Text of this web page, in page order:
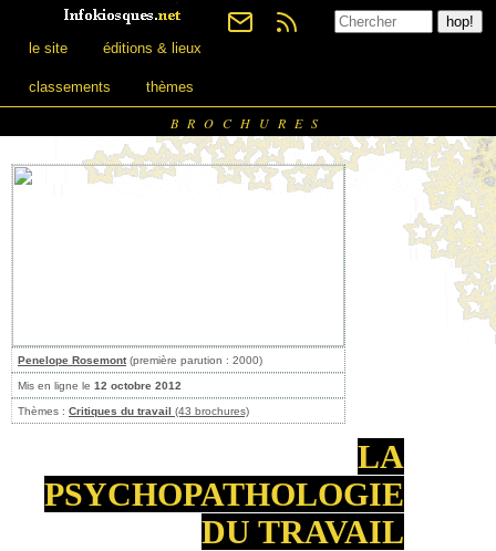
le site éditions & lieux
classements thèmes
BROCHURES
Penelope Rosemont (première parution : 2000)
Mis en ligne le 12 octobre 2012
Thèmes : Critiques du travail (43 brochures)
LA
PSYCHOPATHOLOGIE
DU TRAVAIL